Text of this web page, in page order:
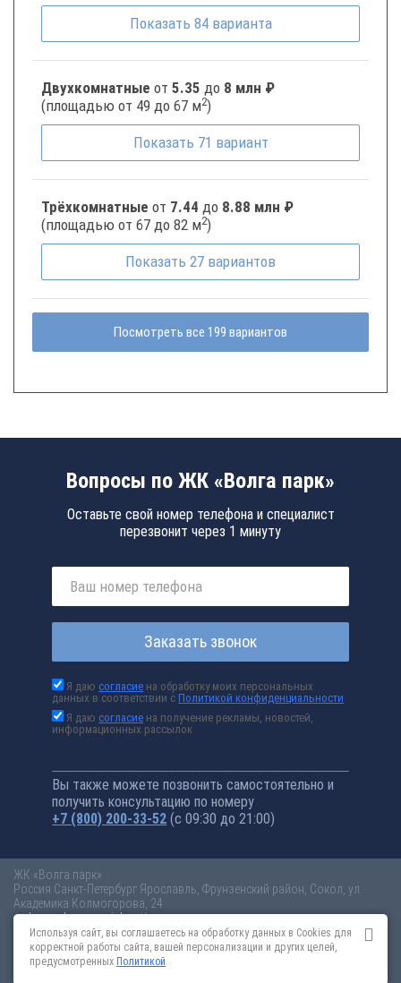
Показать 84 варианта
Двухкомнатные от 5.35 до 8 млн ₽
(площадью от 49 до 67 м2)
Показать 71 вариант
Трёхкомнатные от 7.44 до 8.88 млн ₽
(площадью от 67 до 82 м2)
Показать 27 вариантов
Посмотреть все 199 вариантов
Вопросы по ЖК «Волга парк»
Оставьте свой номер телефона и специалист
перезвонит через 1 минуту
Заказать звонок
Я даюсогласие на обработку моих персональных
данных в соответствии сПолитикой конфиденциальности
Я даюсогласие на получение рекламы, новостей,
информационных рассылок
Вы также можете позвонить самостоятельно и
получить консультацию по номеру
+7 (800) 200-33-52 (с 09:30 до 21:00)
ЖК «Волга парк»
Россия Санкт-Петербург Ярославль, Фрунзенский район, Сокол, ул.
Академика Колмогорова, 24
volga-park.novopoisk.ruКупить квартиру в новом жилом комплексе
«Волга парк» от «ПАО «ПИК-специализированный застройщик»» в
Ярославле. Квартиры различных планировок от 3 млн рублей!
Используя сайт, вы соглашаетесь на обработку данных в Cookies для
корректной работы сайта, вашей персонализации и других целей,
предусмотренных Политикой